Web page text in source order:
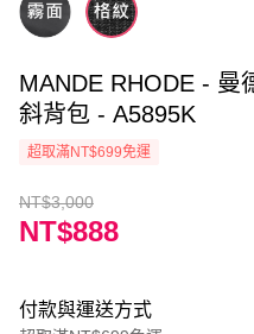
MANDE RHODE - 曼
斜背包 - A5895K
超取滿NT$699免運
NT$3,000
NT$888
付款與運送方式